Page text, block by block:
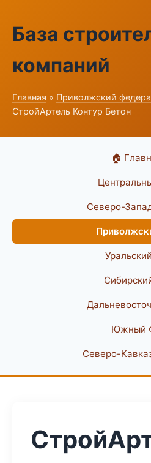
База
компаний
Главная » Приволжский
СтройАртель Контур Бетон
🏠
Северо-
Южный
Северо-